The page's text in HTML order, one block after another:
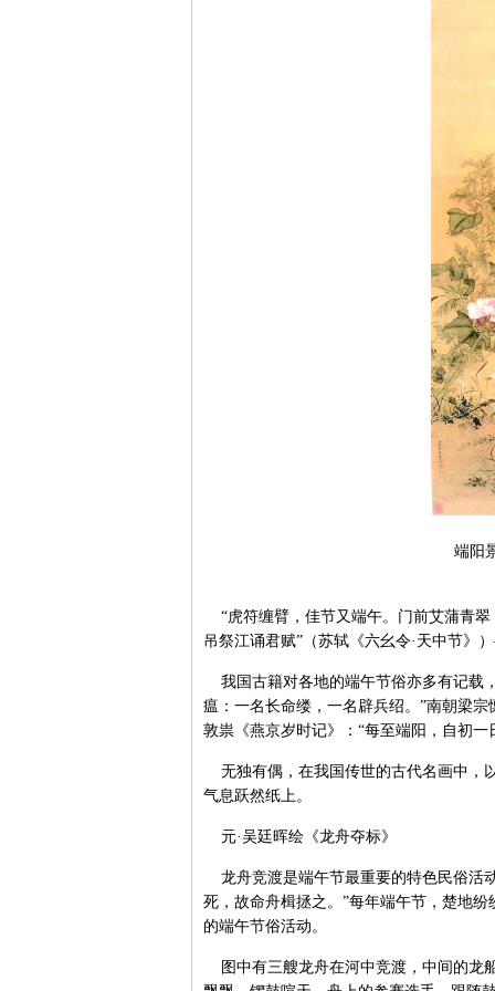
端阳
“虎符缠臂，佳节又端午。门前艾蒲青翠
吊祭江诵君赋”（苏轼《六幺令·天中节
我国古籍对各地的端午节俗亦多有记载
瘟：一名长命缕，一名辟兵绍。”南朝梁
敦祟《燕京岁时记》：“每至端阳，自初
无独有偶，在我国传世的古代名画中，
气息跃然纸上。
元·吴廷晖绘《龙舟夺标》
龙舟竞渡是端午节最重要的特色民俗活
死，故命舟楫拯之。”每年端午节，楚地
的端午节俗活动。
图中有三艘龙舟在河中竞渡，中间的龙